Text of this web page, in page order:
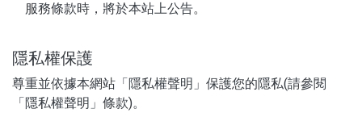
服務條款時，將於本站上公告。
隱私權保護
尊重並依據本網站「隱私權聲明」保護您的隱私(請參閱
「隱私權聲明」條款)。